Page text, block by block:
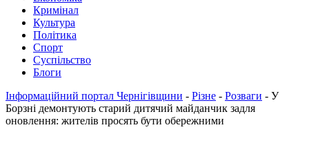
Кримінал
Культура
Політика
Спорт
Суспільство
Блоги
Інформаційний портал Чернігівщини - Різне - Розваги - У
Борзні демонтують старий дитячий майданчик задля
оновлення: жителів просять бути обережними